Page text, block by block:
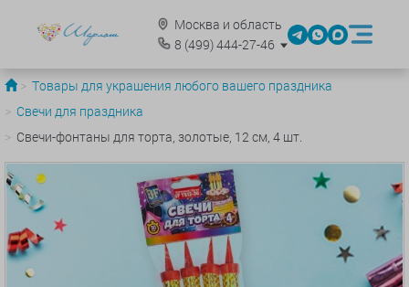
Москва и область
8 (499)444-27-46
Товары для украшения любого вашего праздника
Свечи для праздника
Свечи-фонтаны для торта, золотые, 12 см, 4 шт.